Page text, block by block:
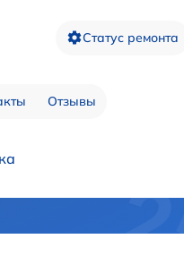
Статус ремонта
Отзывы